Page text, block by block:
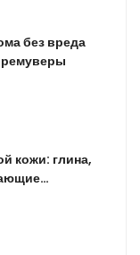
без вреда
ремуверы
кожи: глина,